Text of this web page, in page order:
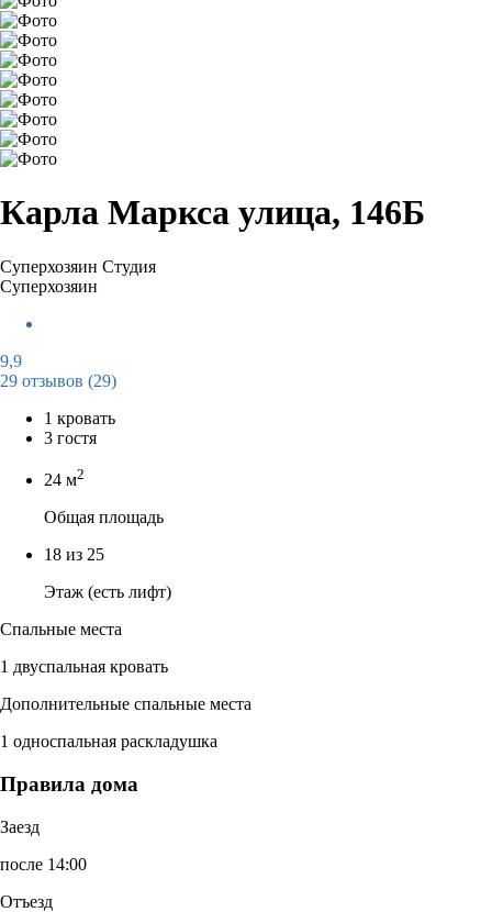
Карла Маркса улица, 146Б
Суперхозяин Студия
Суперхозяин
9,9
29 отзывов (29)
1 кровать
3 гостя
24 м2
Общая площадь
18 из 25
Этаж (есть лифт)
Спальные места
1 двуспальная кровать
Дополнительные спальные места
1 односпальная раскладушка
Правила дома
Заезд
после 14:00
Отъезд